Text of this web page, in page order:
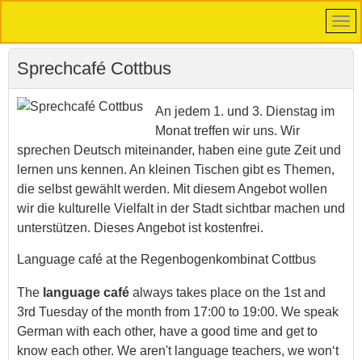
Sprechcafé Cottbus
An jedem 1. und 3. Dienstag im
Monat treffen wir uns. Wir
sprechen Deutsch miteinander, haben eine gute Zeit und
lernen uns kennen. An kleinen Tischen gibt es Themen,
die selbst gewählt werden. Mit diesem Angebot wollen
wir die kulturelle Vielfalt in der Stadt sichtbar machen und
unterstützen. Dieses Angebot ist kostenfrei.
Language café at the Regenbogenkombinat Cottbus
The language café always takes place on the 1st and
3rd Tuesday of the month from 17:00 to 19:00. We speak
German with each other, have a good time and get to
know each other. We aren't language teachers, we won‘t